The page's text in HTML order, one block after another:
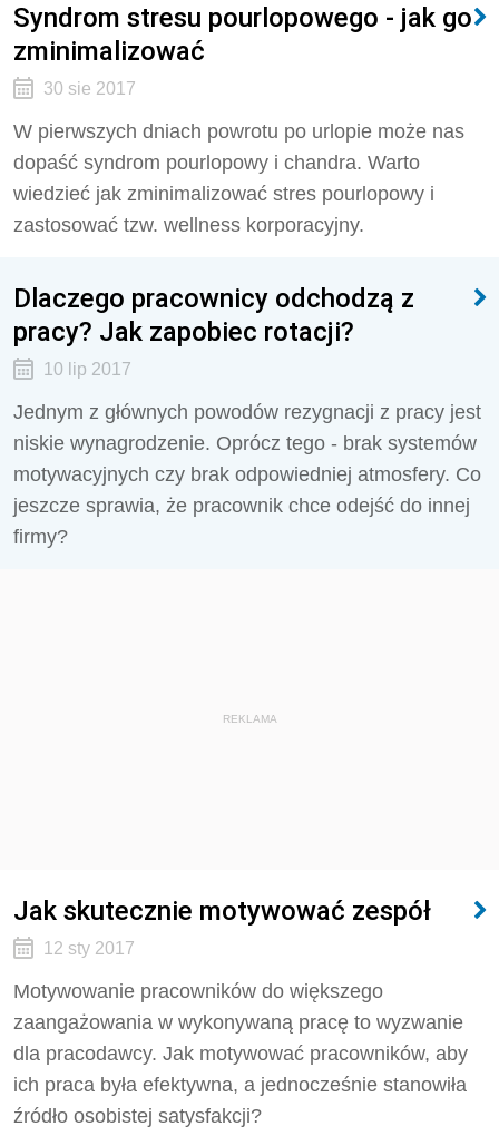
Syndrom stresu pourlopowego - jak go
zminimalizować
30 sie 2017
W pierwszych dniach powrotu po urlopie może nas
dopaść syndrom pourlopowy i chandra. Warto
wiedzieć jak zminimalizować stres pourlopowy i
zastosować tzw. wellness korporacyjny.
Dlaczego pracownicy odchodzą z
pracy? Jak zapobiec rotacji?
10 lip 2017
Jednym z głównych powodów rezygnacji z pracy jest
niskie wynagrodzenie. Oprócz tego - brak systemów
motywacyjnych czy brak odpowiedniej atmosfery. Co
jeszcze sprawia, że pracownik chce odejść do innej
firmy?
REKLAMA
Jak skutecznie motywować zespół
12 sty 2017
Motywowanie pracowników do większego
zaangażowania w wykonywaną pracę to wyzwanie
dla pracodawcy. Jak motywować pracowników, aby
ich praca była efektywna, a jednocześnie stanowiła
źródło osobistej satysfakcji?